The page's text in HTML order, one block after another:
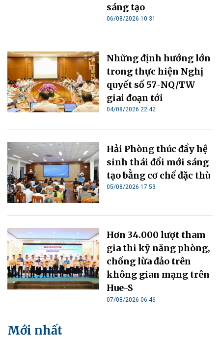
sáng tạo
06/08/2026 10:31
Những định hướng lớn
trong thực hiện Nghị
quyết số 57-NQ/TW
giai đoạn tới
04/08/2026 22:42
Hải Phòng thúc đẩy hệ
sinh thái đổi mới sáng
tạo bằng cơ chế đặc thù
05/08/2026 17:53
Hơn 34.000 lượt tham
gia thi kỹ năng phòng,
chống lừa đảo trên
không gian mạng trên
Hue-S
07/08/2026 06:46
Mới nhất